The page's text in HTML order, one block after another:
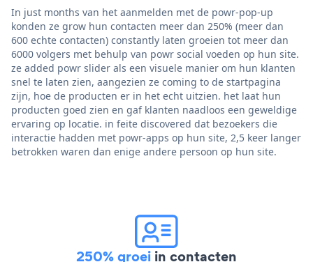
In just months van het aanmelden met de powr-pop-up
konden ze grow hun contacten meer dan 250% (meer dan
600 echte contacten) constantly laten groeien tot meer dan
6000 volgers met behulp van powr social voeden op hun site.
ze added powr slider als een visuele manier om hun klanten
snel te laten zien, aangezien ze coming to de startpagina
zijn, hoe de producten er in het echt uitzien. het laat hun
producten goed zien en gaf klanten naadloos een geweldige
ervaring op locatie. in feite discovered dat bezoekers die
interactie hadden met powr-apps op hun site, 2,5 keer langer
betrokken waren dan enige andere persoon op hun site.
250% groei in contacten